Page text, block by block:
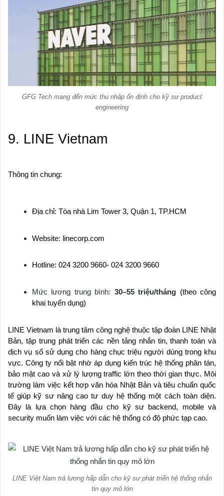
GFG Tech mang đến mức thu nhập ổn định cho kỹ sư product
engineering
9. LINE Vietnam
Thông tin chung:
Địa chỉ: Tòa nhà Lim Tower 3, Quận 1, TP.HCM
Website: linecorp.com
Hotline: 024 3200 9660- 024 3200 9660
Mức lương trung bình: 30–55 triệu/tháng (theo công
khai tuyển dụng)
LINE Vietnam là trung tâm công nghệ thuộc tập đoàn LINE Nhật
Bản, tập trung phát triển các nền tảng nhắn tin, thanh toán và
dịch vụ số sử dụng cho hàng chục triệu người dùng trong khu
vực. Công ty nổi bật nhờ áp dụng kiến trúc hệ thống phân tán,
bảo mật cao và xử lý lượng traffic lớn theo thời gian thực. Môi
trường làm việc kết hợp văn hóa Nhật Bản và tiêu chuẩn quốc
tế giúp kỹ sư nâng cao tư duy hệ thống một cách toàn diện.
Đây là lựa chọn hàng đầu cho kỹ sư backend, mobile và
security muốn làm việc với các hệ thống có độ phức tạp cao.
LINE Việt Nam trả lương hấp dẫn cho kỹ sư phát triển hệ thống nhắn
tin quy mô lớn